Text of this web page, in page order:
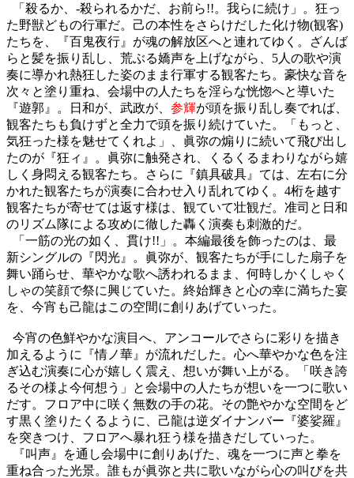
「殺るか、 -殺られるかだ、お前ら!!。我らに続け」。狂っ
た野獣どもの行軍だ。己の本性をさらけだした化け物(観客)
たちを、『百鬼夜行』が魂の解放区へと連れてゆく。ざんば
らと髪を振り乱し、荒ぶる嬌声を上げながら、 5人の歌や演
奏に導かれ熱狂した姿のまま行軍する観客たち。豪快な音を
次々と塗り重ね、会場中の人たちを淫らな恍惚へと導いた
『遊郭』。日和が、武政が、 参輝が頭を振り乱し奏でれば、
観客たちも負けずと全力で頭を振り続けていた。「もっと、
気狂った様を魅せてくれよ」、眞弥の煽りに続いて飛び出し
たのが『狂ィ』。眞弥に触発され、くるくるまわりながら嬉
しく身悶える観客たち。さらに『鎮具破具』ては、左右に分
かれた観客たちが演奏に合わせ入り乱れてゆく。 4桁を越す
観客たちが寄せては返す様は、観ていて壮観だ。准司と日和
のリズム隊による攻めに徹した轟く演奏も刺激的だ。
「一筋の光の如く、貫け!! 」。本編最後を飾ったのは、最
新シングルの『閃光』。眞弥が、観客たちが手にした扇子を
舞い踊らせ、華やかな歌へ誘われるまま、何時しかくしゃく
しゃの笑顔で祭に興じていた。終始輝きと心の幸に満ちた宴
を、今宵も己龍はこの空間に創りあげていった。
今宵の色鮮やかな演目へ、アンコールでさらに彩りを描き
加えるように『情ノ華』が流れだした。心へ華やかな色を注
ぎ込む演奏に心が嬉しく震え、想いが舞い上がる。「咲き誇
るその様よ今何想う」と会場中の人たちが想いを一つに歌い
だす。フロア中に咲く無数の手の花。その艶やかな空間をど
す黒く塗りたくるように、己龍は逆ダイナンバー『婆娑羅』
を突きつけ、フロアへ暴れ狂う様を描きだしていった。
『叫声』を通し会場中に創りあげた、魂を一つに声と拳を
重ね合った光景。誰もが眞弥と共に歌いながら心の叫びを共